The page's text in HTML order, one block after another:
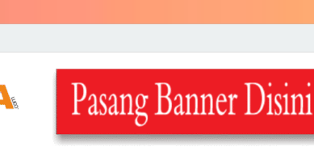
LENSA WARNA .com
Memberikan Berita yang Lebih Berwarna